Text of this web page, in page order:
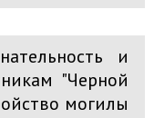
и
"Черной
могилы